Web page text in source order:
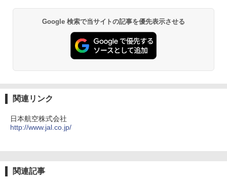
Google 検索で当サイトの記事を優先表示させる
関連リンク
日本航空株式会社
http://www.jal.co.jp/
関連記事